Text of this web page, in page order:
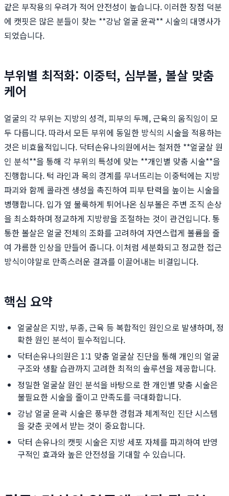
같은 부작용의 우려가 적어 안전성이 높습니다. 이러한 장점 덕분
에 캣핏은 많은 분들이 찾는 **강남 얼굴 윤곽** 시술의 대명사가
되었습니다.
부위별 최적화: 이중턱, 심부볼, 볼살 맞춤
케어
얼굴의 각 부위는 지방의 성격, 피부의 두께, 근육의 움직임이 모
두 다릅니다. 따라서 모든 부위에 동일한 방식의 시술을 적용하는
것은 비효율적입니다. 닥터손유나의원에서는 철저한 **얼굴살 원
인 분석**을 통해 각 부위의 특성에 맞는 **개인별 맞춤 시술**을
진행합니다. 턱 라인과 목의 경계를 무너뜨리는 이중턱에는 지방
파괴와 함께 콜라겐 생성을 촉진하여 피부 탄력을 높이는 시술을
병행합니다. 입가 옆 불룩하게 튀어나온 심부볼은 주변 조직 손상
을 최소화하며 정교하게 지방량을 조절하는 것이 관건입니다. 통
통한 볼살은 얼굴 전체의 조화를 고려하여 자연스럽게 볼륨을 줄
여 갸름한 인상을 만들어 줍니다. 이처럼 세분화되고 정교한 접근
방식이야말로 만족스러운 결과를 이끌어내는 비결입니다.
핵심 요약
얼굴살은 지방, 부종, 근육 등 복합적인 원인으로 발생하며, 정
확한 원인 분석이 필수적입니다.
닥터손유나의원은 1:1 맞춤 얼굴살 진단을 통해 개인의 얼굴
구조와 생활 습관까지 고려한 최적의 솔루션을 제공합니다.
정밀한 얼굴살 원인 분석을 바탕으로 한 개인별 맞춤 시술은
불필요한 시술을 줄이고 만족도를 극대화합니다.
강남 얼굴 윤곽 시술은 풍부한 경험과 체계적인 진단 시스템
을 갖춘 곳에서 받는 것이 중요합니다.
닥터 손유나의 캣핏 시술은 지방 세포 자체를 파괴하여 반영
구적인 효과와 높은 안전성을 기대할 수 있습니다.